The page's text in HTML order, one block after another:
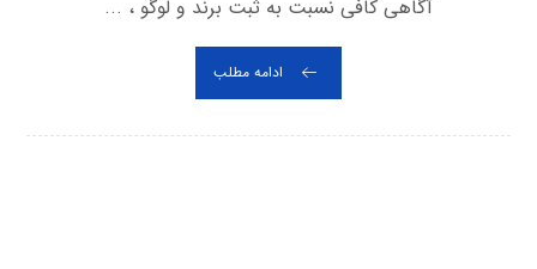
آگاهی کافی نسبت به ثبت برند و لوگو ، ...
ادامه مطلب